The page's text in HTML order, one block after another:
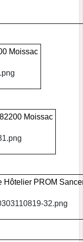
Moissac
Moissac
Hôtelier PROM